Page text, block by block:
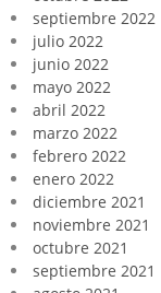
septiembre 2022
julio 2022
junio 2022
mayo 2022
abril 2022
marzo 2022
febrero 2022
enero 2022
diciembre 2021
noviembre 2021
octubre 2021
septiembre 2021